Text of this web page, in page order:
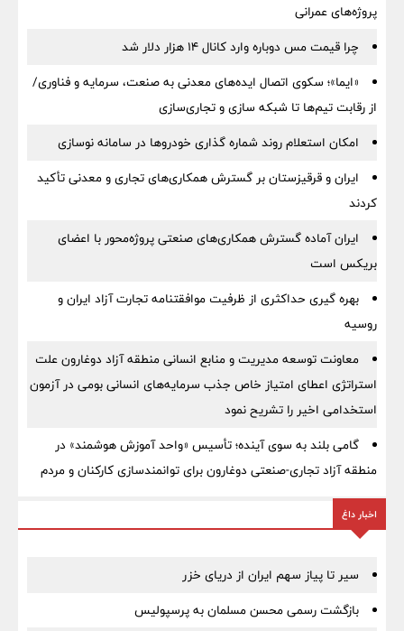
پروژه‌های عمرانی
چرا قیمت مس دوباره وارد کانال ۱۴ هزار دلار شد
«ایما»؛ سکوی اتصال ایده‌های معدنی به صنعت، سرمایه و فناوری/
از رقابت تیم‌ها تا شبکه سازی و تجاری‌سازی
امکان استعلام روند شماره گذاری خودروها در سامانه نوسازی
ایران و قرقیزستان بر گسترش همکاری‌های تجاری و معدنی تأکید
کردند
ایران آماده گسترش همکاری‌های صنعتی پروژه‌محور با اعضای
بریکس است
بهره گیری حداکثری از ظرفیت موافقتنامه تجارت آزاد ایران و
روسیه
معاونت توسعه مدیریت و منابع انسانی منطقه آزاد دوغارون علت
استراتژی اعطای امتیاز خاص جذب سرمایه‌های انسانی بومی در آزمون
استخدامی اخیر را تشریح نمود
گامی بلند به سوی آینده؛ تأسیس «واحد آموزش هوشمند» در
منطقه آزاد تجاری-صنعتی دوغارون برای توانمندسازی کارکنان و مردم
اخبار داغ
سیر تا پیاز سهم ایران از دریای خزر
بازگشت رسمی محسن مسلمان به پرسپولیس